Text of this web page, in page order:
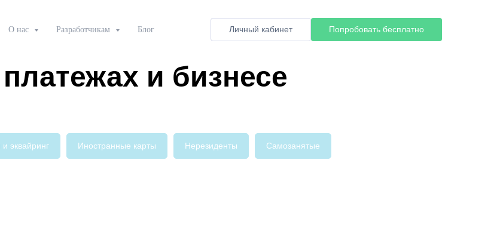
О нас Разработчикам Блог Личный кабинет Попробовать бесплатно
и бизнесе
эквайринг Иностранные карты Нерезиденты Самозанятые